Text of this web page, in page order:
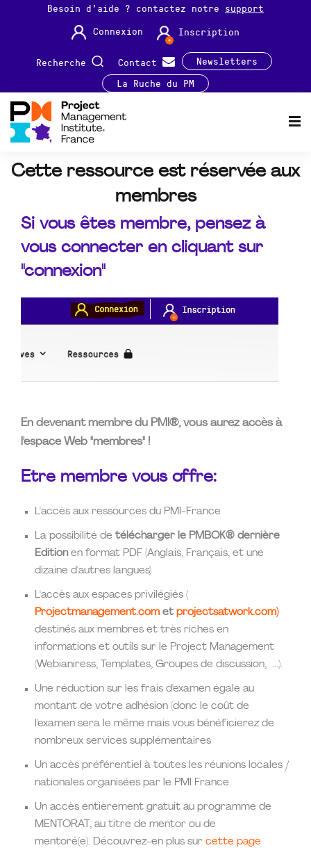
Besoin d'aide ? contactez notre support
Connexion
Inscription
Recherche Contact
Newsletters
La Ruche du PM
Cette ressource est réservée aux
membres
Si vous êtes membre, pensez à
vous connecter en cliquant sur
"connexion"
En devenant membre du PMI®, vous aurez accès à
l'espace Web "membres" !
Etre membre vous offre:
L'accès aux ressources du PMI-France
La possibilité de télécharger le PMBOK® dernière
Editionen format PDF (Anglais, Français, et une
dizaine d'autres langues)
L'accès aux espaces privilégiés (
Projectmanagement.com et projectsatwork.com)
destinés aux membres et très riches en
informations et outils sur le Project Management
(Webianiress, Templates, Groupes de discussion, ...).
Une réduction sur les frais d'examen égale au
montant de votre adhésion (donc le coût de
l'examen sera le même mais vous bénéficierez de
nombreux services supplémentaires
Un accès préférentiel à toutes les réunions locales /
nationales organisées par le PMI France
Un accès entièrement gratuit au programme de
MENTORAT, au titre de mentor ou de
mentoré(e). Découvrez-en plus sur cette page